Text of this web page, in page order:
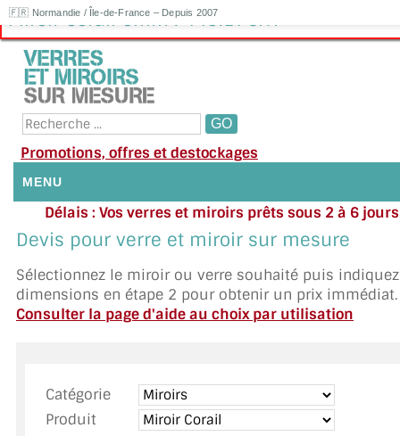
🇫🇷 Normandie / Île-de-France – Depuis 2007
Miroir Corail 6mm : 449.17€HT
Promotions, offres et destockages
MENU
NOUS CONTACTER
DEMANDE DE DEVIS
TOUS LES TARIFS AU M2
Délais : Vos verres et miroirs prêts sous 2 à 6
moyenne
Besoin
Appelez ou envoyez un SMS au 06 79 92
Devis pour verre et miroir sur mesure
Sélectionnez le miroir ou verre souhaité puis
dimensions en étape 2 pour obtenir un prix immédiat.
Consulter la page d'aide au choix par utilisation
Catégorie
Produit